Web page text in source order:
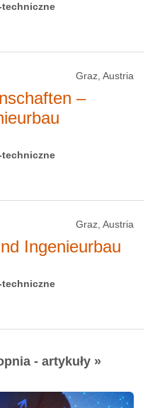
Graz, Austria
–
Graz, Austria
Ingenieurbau
- artykuły »